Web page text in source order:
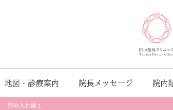
地図・診療案内 院長メッセージ 院内
部分入れ歯１